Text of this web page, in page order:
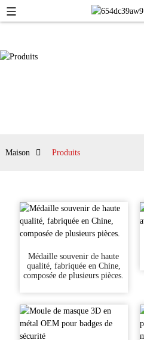
Maison Produits
Médaille souvenir de haute
qualité, fabriquée en Chine,
composée de plusieurs pièces.